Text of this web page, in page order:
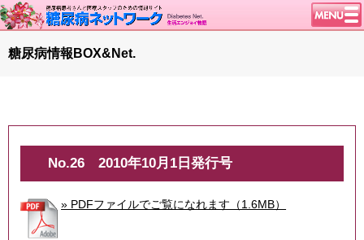
トップページ
談話室BBS
特集・連載
特集・連載 一覧へ
腎臓の健康道
1型ライフ
糖尿病情報BOX&Net.
No.26 2010年10月1日発行号
» PDFファイルでご覧になれます（1.6MB）